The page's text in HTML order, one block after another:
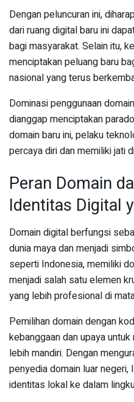
Dengan peluncuran ini,
dari ruang digital baru ini
bagi masyarakat. Selain itu,
menciptakan peluang baru
nasional yang terus
Dominasi penggunaan
dianggap menciptakan
domain baru ini, pelaku
percaya diri dan memiliki jati
Peran Domain
Identitas Digital
Domain digital berfungsi
dunia maya dan menjadi
seperti Indonesia, memiliki
menjadi salah satu elemen
yang lebih profesional di
Pemilihan domain dengan
kebanggaan dan upaya
lebih mandiri. Dengan
penyedia domain luar
identitas lokal ke dalam